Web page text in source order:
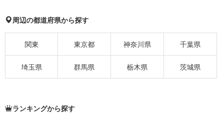
周辺の都道府県から探す
関東 東京都 神奈川県 千葉県
埼玉県 群馬県 栃木県 茨城県
ランキングから探す